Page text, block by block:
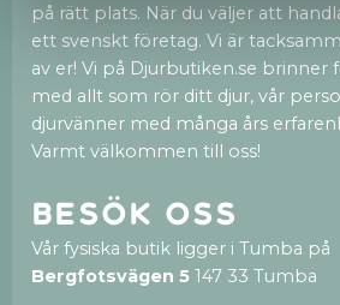
på rätt plats. När du väljer att
ett svenskt företag. Vi är
av er! Vi på Djurbutiken.se brinner
med allt som rör ditt djur, vår
djurvänner med många års
Varmt välkommen till oss!
Besök oss
Vår fysiska butik ligger i Tumba på
Bergfotsvägen 5 147 33 Tumba